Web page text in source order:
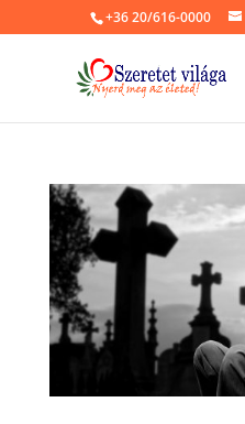
+36 20/616-0000